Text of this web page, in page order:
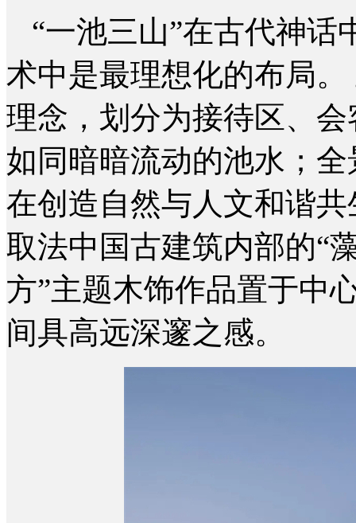
“一池三山”在古代神
术中是最理想化的布局
理念，划分为接待区、
如同暗暗流动的池水；
在创造自然与人文和谐
取法中国古建筑内部的“
方”主题木饰作品置于中
间具高远深邃之感。